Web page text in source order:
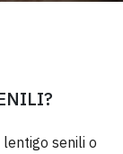
lentigo senili o